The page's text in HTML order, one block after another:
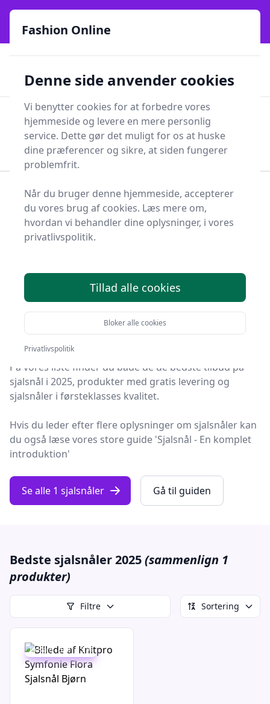
Fashion Online - Din genvej til stil, trends og smarte fund
online siden 2017
Lynhurtig levering ⭐⭐⭐⭐⭐✨981 forskellige produkttyper
Fashion Online
Søg
Forside Smykker Sjalsnål
Bedste sjalsnåler 2025 -
sammenlign 1
produkter
Du er kommet til det rette sted! På Fashion Online har
vi udvalgt 1 af de bedste sjalsnåler, så du får det
optimale køb.
På vores liste finder du både de de bedste tilbud på
sjalsnål i 2025, produkter med gratis levering og
sjalsnåler i førsteklasses kvalitet.
Hvis du leder efter flere oplysninger om sjalsnåler kan
du også læse vores store guide 'Sjalsnål - En komplet
introduktion'
Se alle 1 sjalsnåler Gå til guiden
Bedste sjalsnåler 2025(sammenlign 1
produkter)
Filtre Sortering
Udsalg - spar 15 %
Fashion Online
Denne side anvender cookies
Vi benytter cookies for at forbedre vores
hjemmeside og levere en mere personlig
service. Dette gør det muligt for os at huske
dine præferencer og sikre, at siden fungerer
problemfrit.
Når du bruger denne hjemmeside, accepterer
du vores brug af cookies. Læs mere om,
hvordan vi behandler dine oplysninger, i vores
privatlivspolitik.
Tillad alle cookies
Bloker alle cookies
Privatlivspolitik